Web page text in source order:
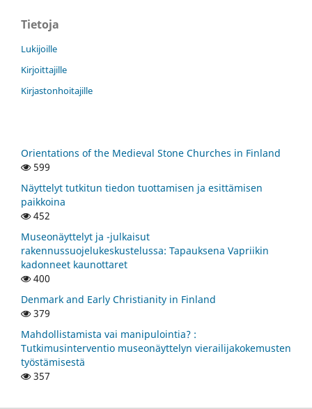
Tietoja
Lukijoille
Kirjoittajille
Kirjastonhoitajille
Orientations of the Medieval Stone Churches in Finland
599
Näyttelyt tutkitun tiedon tuottamisen ja esittämisen
paikkoina
452
Museonäyttelyt ja -julkaisut
rakennussuojelukeskustelussa: Tapauksena Vapriikin
kadonneet kaunottaret
400
Denmark and Early Christianity in Finland
379
Mahdollistamista vai manipulointia? :
Tutkimusinterventio museonäyttelyn vierailijakokemusten
työstämisestä
357